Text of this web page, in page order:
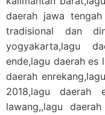
daerah jawa
tradisional dan
yogyakarta,lagu
ende,lagu daerah es
daerah
2018,lagu daerah
lawang,,lagu